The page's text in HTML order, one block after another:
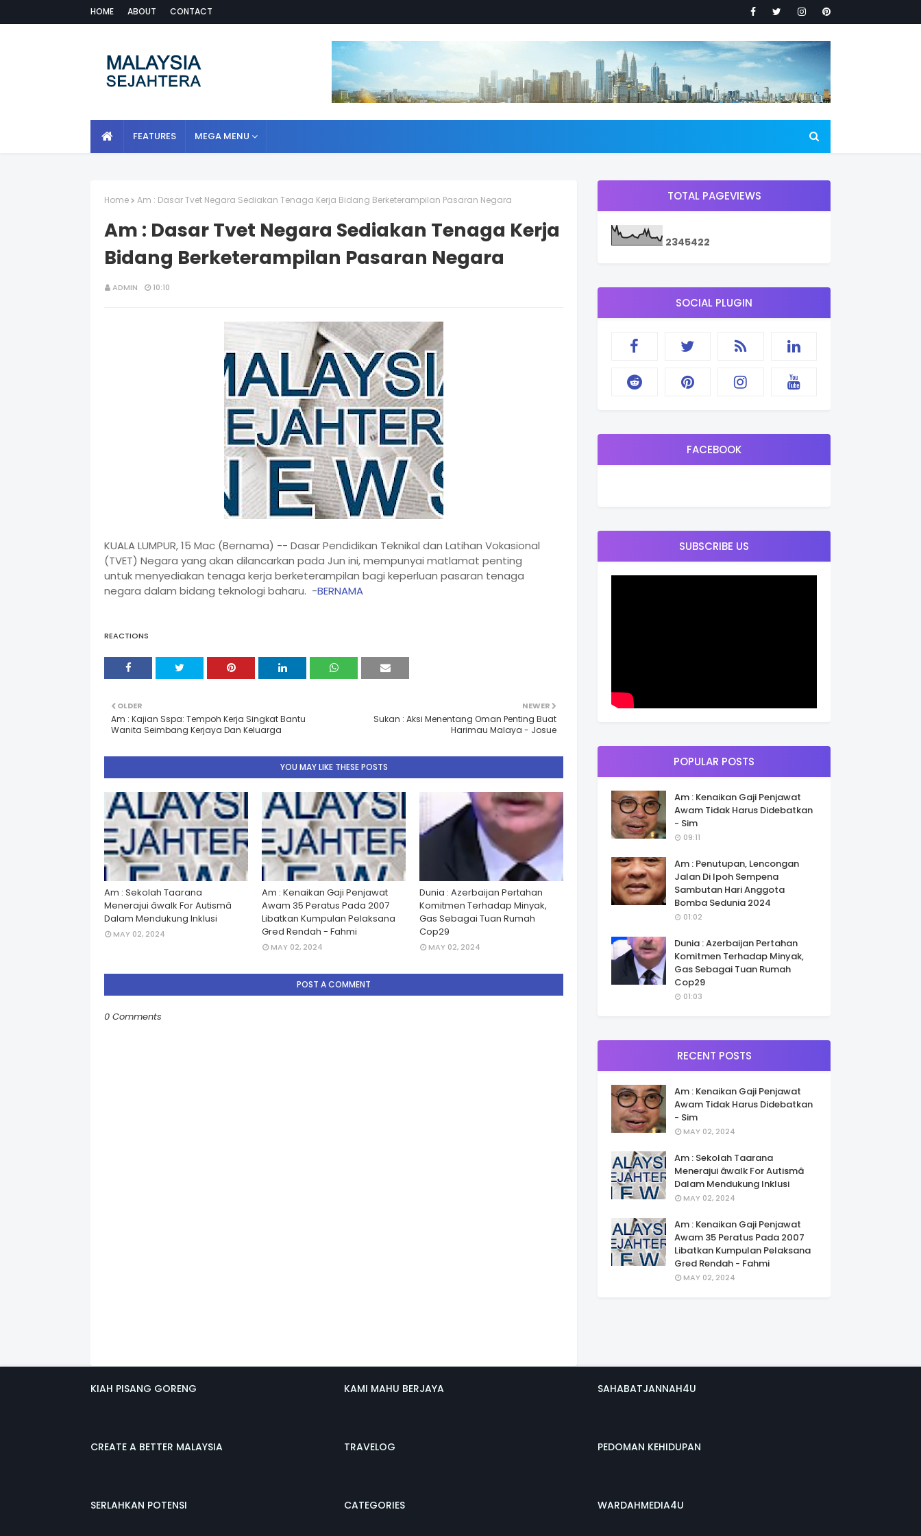
HOME ABOUT CONTACT
FEATURES MEGA MENU
Home Am : Dasar Tvet Negara Sediakan Tenaga Kerja Bidang Berketerampilan Pasaran Negara
Am : Dasar Tvet Negara Sediakan Tenaga Kerja
Bidang Berketerampilan Pasaran Negara
ADMIN 10:10
KUALA LUMPUR, 15 Mac (Bernama) -- Dasar Pendidikan Teknikal dan Latihan Vokasional
(TVET) Negara yang akan dilancarkan pada Jun ini, mempunyai matlamat penting
untuk menyediakan tenaga kerja berketerampilan bagi keperluan pasaran tenaga
negara dalam bidang teknologi baharu. -BERNAMA
REACTIONS
NEWER
Sukan : Aksi Menentang Oman Penting Buat
Harimau Malaya - Josue
OLDER
Am : Kajian Sspa: Tempoh Kerja Singkat Bantu
Wanita Seimbang Kerjaya Dan Keluarga
YOU MAY LIKE THESE POSTS
Am : Sekolah Taarana
Menerajui âwalk For Autismâ
Dalam Mendukung Inklusi
MAY 02, 2024
Am : Kenaikan Gaji Penjawat
Awam 35 Peratus Pada 2007
Libatkan Kumpulan Pelaksana
Gred Rendah - Fahmi
MAY 02, 2024
Dunia : Azerbaijan Pertahan
Komitmen Terhadap Minyak,
Gas Sebagai Tuan Rumah
Cop29
MAY 02, 2024
POST A COMMENT
0 Comments
TOTAL PAGEVIEWS
2345422
SOCIAL PLUGIN
FACEBOOK
SUBSCRIBE US
POPULAR POSTS
Am : Kenaikan Gaji Penjawat
Awam Tidak Harus Didebatkan
- Sim
09:11
Am : Penutupan, Lencongan
Jalan Di Ipoh Sempena
Sambutan Hari Anggota
Bomba Sedunia 2024
01:02
Dunia : Azerbaijan Pertahan
Komitmen Terhadap Minyak,
Gas Sebagai Tuan Rumah
Cop29
01:03
RECENT POSTS
Am : Kenaikan Gaji Penjawat
Awam Tidak Harus Didebatkan
- Sim
MAY 02, 2024
Am : Sekolah Taarana
Menerajui âwalk For Autismâ
Dalam Mendukung Inklusi
MAY 02, 2024
Am : Kenaikan Gaji Penjawat
Awam 35 Peratus Pada 2007
Libatkan Kumpulan Pelaksana
Gred Rendah - Fahmi
MAY 02, 2024
KIAH PISANG GORENG
CREATE A BETTER MALAYSIA
SERLAHKAN POTENSI
KAMI MAHU BERJAYA
TRAVELOG
CATEGORIES
SAHABATJANNAH4U
PEDOMAN KEHIDUPAN
WARDAHMEDIA4U